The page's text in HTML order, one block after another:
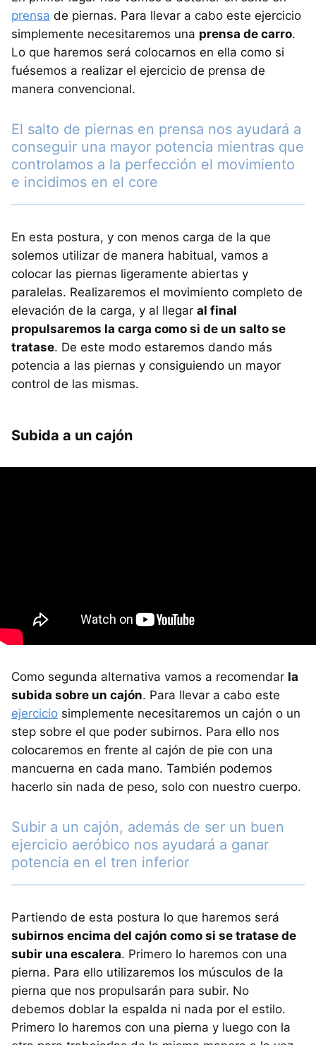
prensa de piernas. Para llevar a cabo este ejercicio
simplemente necesitaremos una prensa de carro.
Lo que haremos será colocarnos en ella como si
fuésemos a realizar el ejercicio de prensa de
manera convencional.
El salto de piernas en prensa nos ayudará a
conseguir una mayor potencia mientras que
controlamos a la perfección el movimiento
e incidimos en el core
En esta postura, y con menos carga de la que
solemos utilizar de manera habitual, vamos a
colocar las piernas ligeramente abiertas y
paralelas. Realizaremos el movimiento completo de
elevación de la carga, y al llegar al final
propulsaremos la carga como si de un salto se
tratase. De este modo estaremos dando más
potencia a las piernas y consiguiendo un mayor
control de las mismas.
Subida a un cajón
Como segunda alternativa vamos a recomendar la
subida sobre un cajón. Para llevar a cabo este
ejercicio simplemente necesitaremos un cajón o un
step sobre el que poder subirnos. Para ello nos
colocaremos en frente al cajón de pie con una
mancuerna en cada mano. También podemos
hacerlo sin nada de peso, solo con nuestro cuerpo.
Subir a un cajón, además de ser un buen
ejercicio aeróbico nos ayudará a ganar
potencia en el tren inferior
Partiendo de esta postura lo que haremos será
subirnos encima del cajón como si se tratase de
subir una escalera. Primero lo haremos con una
pierna. Para ello utilizaremos los músculos de la
pierna que nos propulsarán para subir. No
debemos doblar la espalda ni nada por el estilo.
Primero lo haremos con una pierna y luego con la